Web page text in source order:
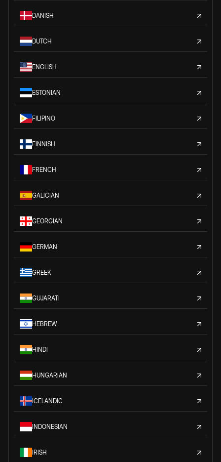
DANISH
DUTCH
ENGLISH
ESTONIAN
FILIPINO
FINNISH
FRENCH
GALICIAN
GEORGIAN
GERMAN
GREEK
GUJARATI
HEBREW
HINDI
HUNGARIAN
ICELANDIC
INDONESIAN
IRISH